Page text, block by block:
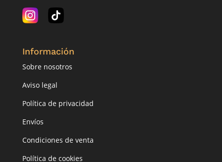
Información
Sobre nosotros
Aviso legal
Política de privacidad
Envíos
Condiciones de venta
Política de cookies